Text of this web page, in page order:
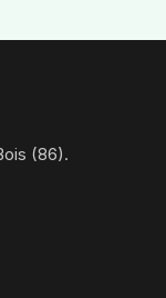
(86).